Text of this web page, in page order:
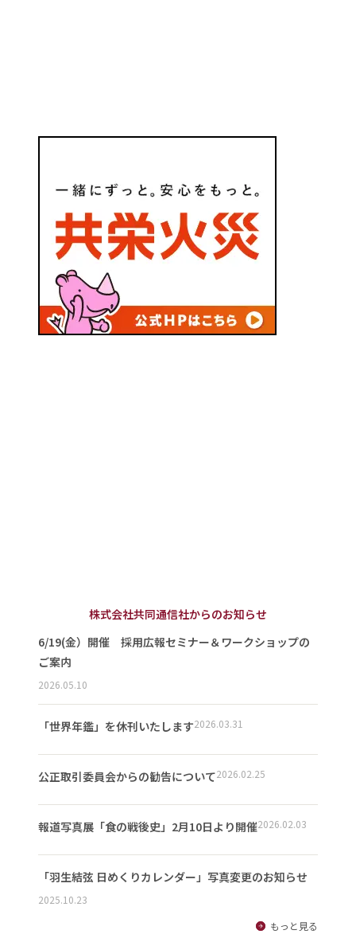
株式会社共同通信社からのお知らせ
6/19(金）開催 採用広報セミナー＆ワークショップの
ご案内
2026.05.10
「世界年鑑」を休刊いたします2026.03.31
公正取引委員会からの勧告について2026.02.25
報道写真展「食の戦後史」2月10日より開催2026.02.03
「羽生結弦 日めくりカレンダー」写真変更のお知らせ
2025.10.23
もっと見る